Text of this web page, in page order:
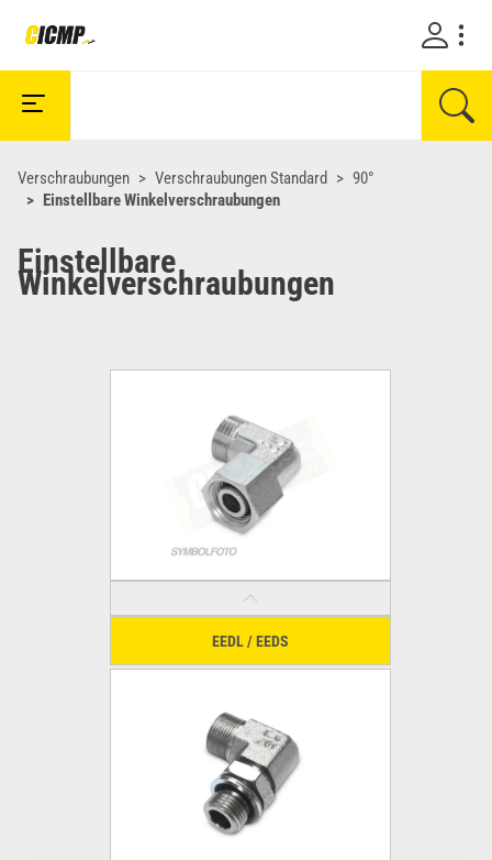
Verschraubungen Verschraubungen Standard
90°
Einstellbare Winkelverschraubungen
Einstellbare
Winkelverschraubungen
EEDL / EEDS